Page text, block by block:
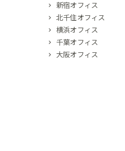
新宿オフィス
北千住オフィス
横浜オフィス
千葉オフィス
大阪オフィス